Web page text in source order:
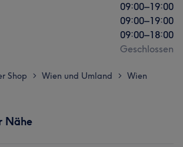
09:00–19:00
09:00–19:00
09:00–18:00
Geschlossen
Shop > Wien und Umland > Wien
Nähe